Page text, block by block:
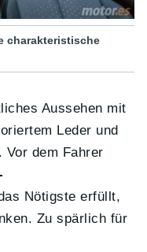
charakteristische
Aussehen mit
Leder und
Vor dem Fahrer
Nötigste erfüllt,
Zu spärlich für